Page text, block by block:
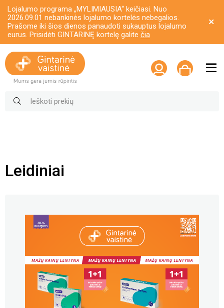
Lojalumo programa „MYLIMIAUSIA“ keičiasi. Nuo
2026.09.01 nebankinės lojalumo kortelės nebegalios.
Prašome iki šios dienos panaudoti sukauptus lojalumo
eurus. Prisidėti GINTARINĘ kortelę galite čia
Leidiniai